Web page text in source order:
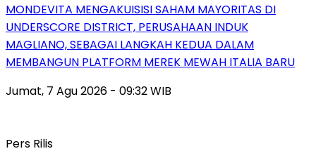
MONDEVITA MENGAKUISISI SAHAM MAYORITAS DI
UNDERSCORE DISTRICT, PERUSAHAAN INDUK
MAGLIANO, SEBAGAI LANGKAH KEDUA DALAM
MEMBANGUN PLATFORM MEREK MEWAH ITALIA BARU
Jumat, 7 Agu 2026 - 09:32 WIB
Pers Rilis